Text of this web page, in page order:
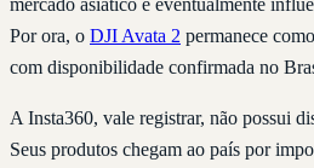
mercado asiático e eventualmente
Por ora, o DJI Avata 2 permanece
com disponibilidade confirmada no
A Insta360, vale registrar, não possui
Seus produtos chegam ao país por